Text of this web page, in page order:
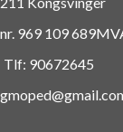
969 109
Tlf: 90672645